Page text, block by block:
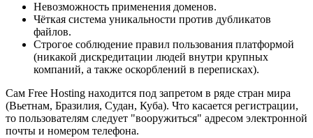
Невозможность применения доменов.
Чёткая система уникальности против дубликатов
файлов.
Строгое соблюдение правил пользования платформой
(никакой дискредитации людей внутри крупных
компаний, а также оскорблений в переписках).
Сам Free Hosting находится под запретом в ряде стран мира
(Вьетнам, Бразилия, Судан, Куба). Что касается регистрации,
то пользователям следует "вооружиться" адресом электронной
почты и номером телефона.